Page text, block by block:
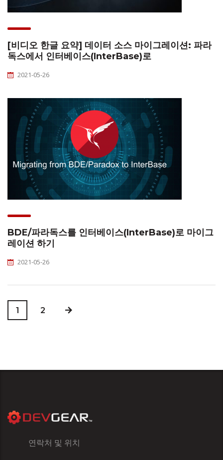
[비디오 한글 요약] 데이터 소스 마이그레이션: 파라
독스에서 인터베이스(InterBase)로
2021-05-26
BDE/파라독스를 인터베이스(InterBase)로 마이그
레이션 하기
2021-05-26
1 2
연락처 및 위치